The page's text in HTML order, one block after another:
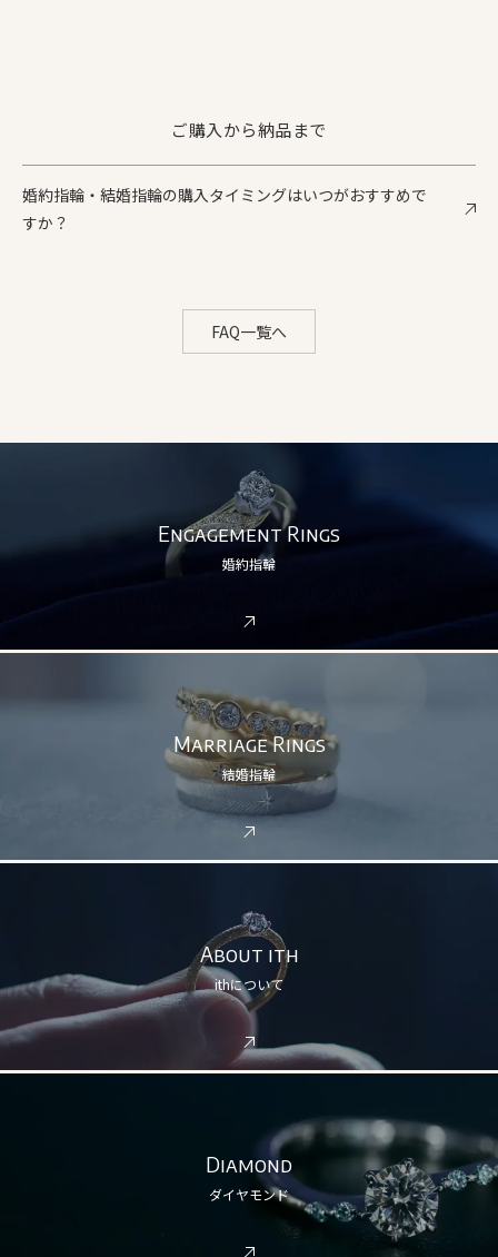
ご購入から納品まで
婚約指輪・結婚指輪の購入タイミングはいつがおすすめで
すか？
FAQ一覧へ
Engagement Rings
婚約指輪
Marriage Rings
結婚指輪
About ith
ithについて
Diamond
ダイヤモンド